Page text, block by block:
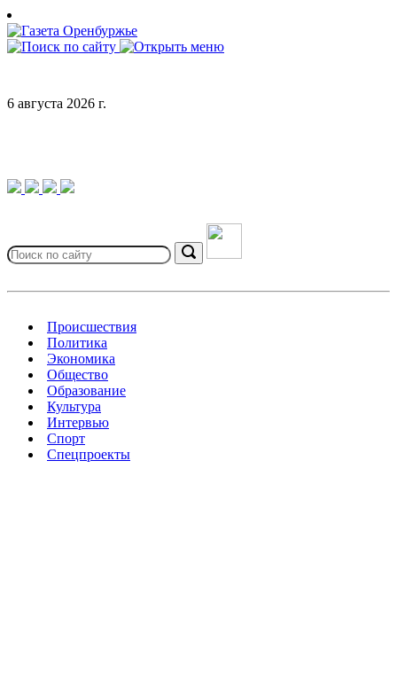
Skip
to
content
6 августа 2026 г.
for:
Search
Происшествия
Политика
Экономика
Общество
Образование
Культура
Интервью
Спорт
Спецпроекты